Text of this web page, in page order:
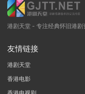
港剧天堂 - 专注经典怀旧港剧
友情链接
港剧天堂
香港电影